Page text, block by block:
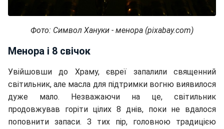
Фото: Символ Хануки - менора (pixabay.com)
Менора і 8 свічок
Увійшовши до Храму, євреї запалили священний
світильник, але масла для підтримки вогню виявилося
дуже мало. Незважаючи на це, світильник
продовжував горіти цілих 8 днів, поки не вдалося
поповнити запаси. З тих пір, головною традицією